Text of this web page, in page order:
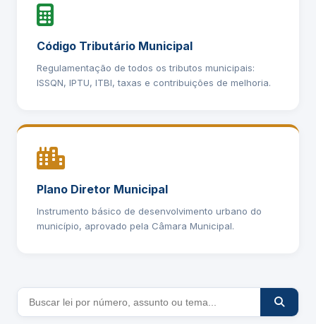
Código Tributário Municipal
Regulamentação de todos os tributos municipais:
ISSQN, IPTU, ITBI, taxas e contribuições de melhoria.
Plano Diretor Municipal
Instrumento básico de desenvolvimento urbano do
município, aprovado pela Câmara Municipal.